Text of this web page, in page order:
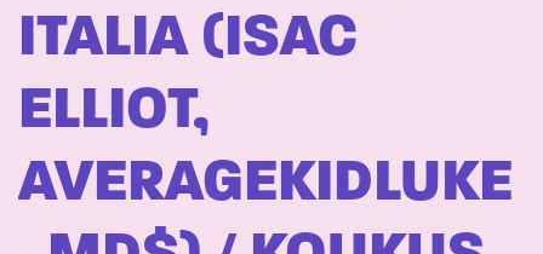
ITALIA (ISAC
ELLIOT,
AVERAGEKIDLUKE